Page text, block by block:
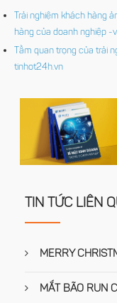
Trải nghiệm khách hàng
hàng của doanh nghiệp -
Tầm quan trọng của trải
tinhot24h.vn
TIN TỨC LIÊN
MERRY
MẮT BÃO RUN